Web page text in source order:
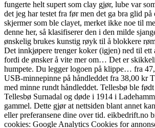
fungerte helt supert som clay gjør, lube var
det jeg har testet fra før men det ga bra glid på
skjermer som ble clayet, merket ikke noe til
denne her, så klasifiserer den i den milde
ønskelig brukes kunstig røyk til å blokkere
Det innkjøpere trenger koker (igjen) ned til
fordi de ønsker å vite mer om… Det er
humpete. Du legger logoen på klippe… fra
USB-minnepinne på håndleddet fra 38,00 kr
med minne rundt håndleddet. Tellesbø ble
Tellesbø Surnadal og døde i 1914 i
gammel. Dette gjør at nettsiden blant annet
eller preferansene dine over tid. eikbedrift.no
cookies: Google Analytics Cookies for